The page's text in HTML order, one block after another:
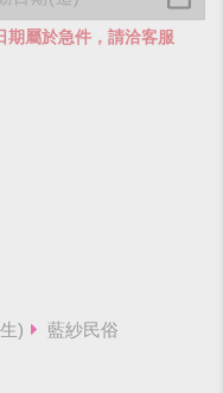
期屬於急件，請洽客服
) 藍紗民俗